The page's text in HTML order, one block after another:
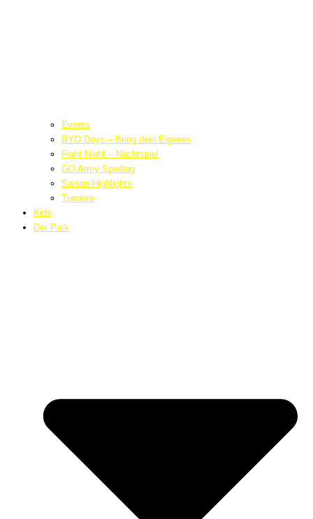
Events
BYO Days – Bring dein Eigenes
Fight Night – Nachtspiel
GO Army Spieltag
Saison-Highlights
Turniere
Kids
Der Park